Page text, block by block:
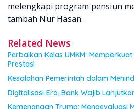
melengkapi program pensiun
tambah Nur Hasan.
Related News
Perbaikan Kelas UMKM:
Prestasi
Kesalahan Pemerintah dalam
Digitalisasi Era, Bank Wajib
Kemenangan Trump: Mengevaluasi